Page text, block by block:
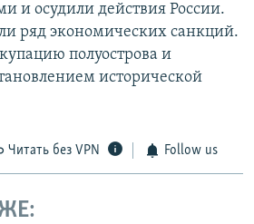
и осудили действия России.
ряд экономических санкций.
полуострова и
исторической
Читать без VPN Follow us